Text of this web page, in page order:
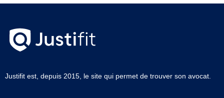
Justifit est, depuis 2015, le site qui permet de trouver son avocat.